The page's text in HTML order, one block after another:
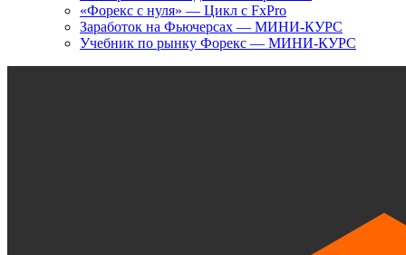
«Форекс с нуля» — Цикл с FxPro
Заработок на Фьючерсах — МИНИ-КУРС
Учебник по рынку Форекс — МИНИ-КУРС